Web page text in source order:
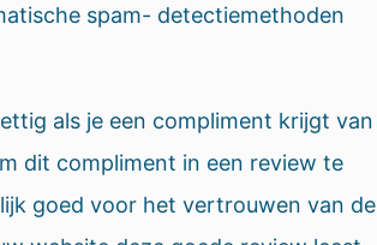
spam- detectiemethoden
als je een compliment krijgt van
dit compliment in een review te
goed voor het vertrouwen van de